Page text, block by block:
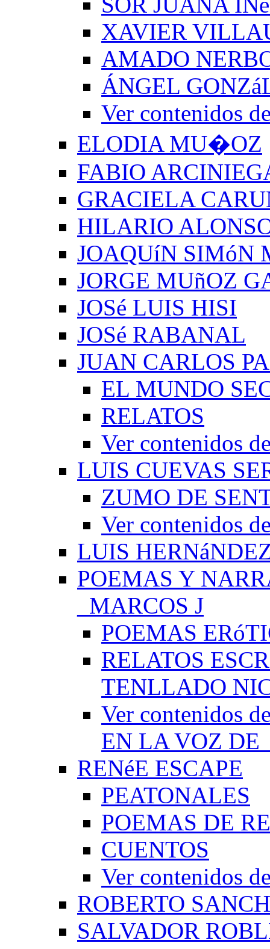
XAVIER
AMADO
ÁNGEL
Ver contenidos
ELODIA MU�OZ
FABIO
GRACIELA
HILARIO
JOAQUíN SIMóN
JORGE MUñOZ
JOSé LUIS HISI
JOSé RABANAL
JUAN CARLOS
EL MUNDO
RELATOS
Ver contenidos
LUIS CUEVAS
ZUMO DE
Ver contenidos
LUIS
POEMAS Y
_MARCOS J
POEMAS
RELATOS
TENLLADO
Ver contenidos
EN LA VOZ DE
RENéE ESCAPE
PEATONALES
POEMAS DE
CUENTOS
Ver contenidos
ROBERTO
SALVADOR